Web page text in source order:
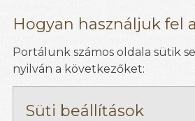
Hogyan használjuk fel
Portálunk számos oldala sütik
nyilván a következőket:
Süti beállítások